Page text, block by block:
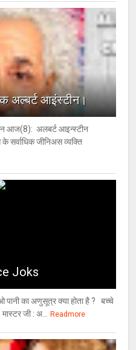
अल्बर्ट आइंस्टीन।
आज(8): अलबर्ट आइन्स्टीन
जीनिअस व्यक्ति
Joks
पानी का अणुसूत्र क्या होता है ? बच्चे
जी : अ...
Readmore